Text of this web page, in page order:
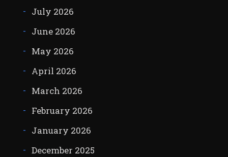
July 2026
June 2026
May 2026
April 2026
March 2026
February 2026
January 2026
December 2025